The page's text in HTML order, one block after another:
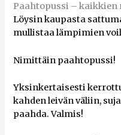
Paahtopussi – kaikkien
Löysin kaupasta
mullistaa lämpimien
Nimittäin paahtopussi!
Yksinkertaisesti
kahden leivän väliin,
paahda. Valmis!